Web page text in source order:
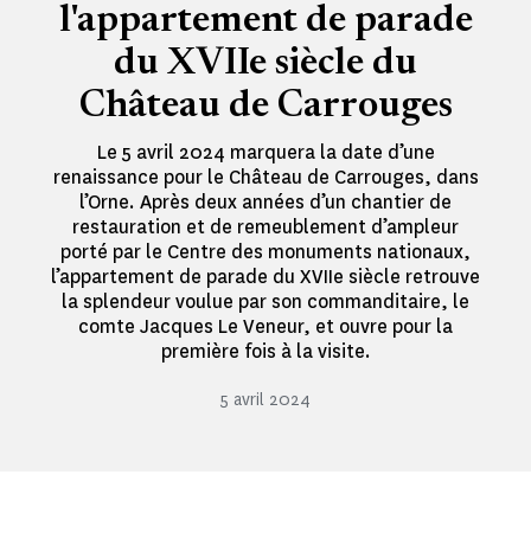
l'appartement de parade
du XVIIe siècle du
Château de Carrouges
Le 5 avril 2024 marquera la date d’une
renaissance pour le Château de Carrouges, dans
l’Orne. Après deux années d’un chantier de
restauration et de remeublement d’ampleur
porté par le Centre des monuments nationaux,
l’appartement de parade du XVIIe siècle retrouve
la splendeur voulue par son commanditaire, le
comte Jacques Le Veneur, et ouvre pour la
première fois à la visite.
5 avril 2024